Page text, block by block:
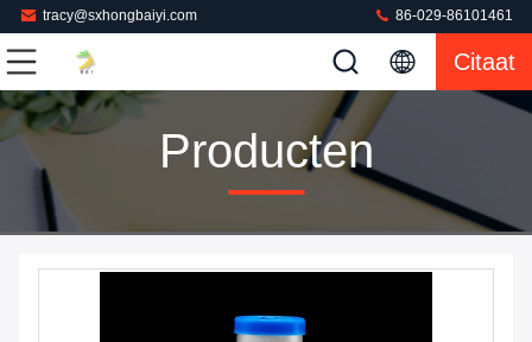
tracy@sxhongbaiyi.com 86-029-86101461
Citaat
Producten